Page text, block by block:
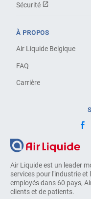
Air Liquide est un leader
services pour l'industrie et
employés dans 60 pays,
clients et de patients.
Sécurité
À PROPOS
Air Liquide Belgique
FAQ
Carrière